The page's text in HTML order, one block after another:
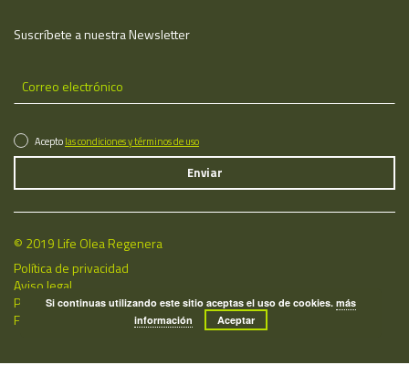
Suscríbete a nuestra Newsletter
Aceptolas condiciones y términos de uso
© 2019 Life Olea Regenera
Política de privacidad
Aviso legal
Política de cookies
Fecha de última actualización: 06/08/2026
Si continuas utilizando este sitio aceptas el uso de cookies.más
información
Aceptar